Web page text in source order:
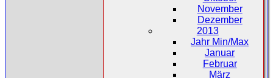
November
Dezember
2013
Jahr Min/Max
Januar
Februar
März